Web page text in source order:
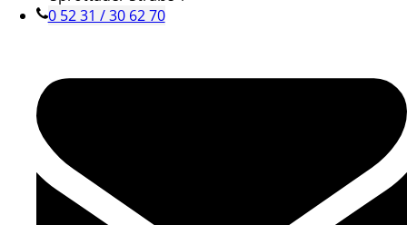
0 52 31 / 30 62 70